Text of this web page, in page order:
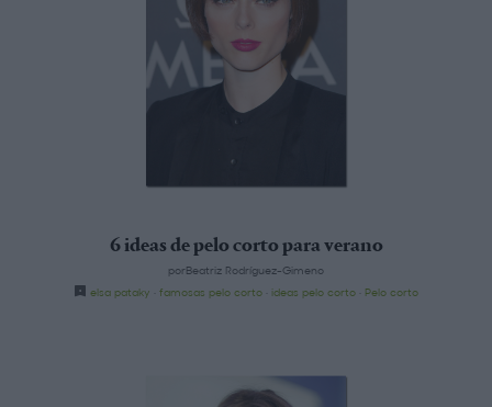
6 ideas de pelo corto para verano
porBeatriz Rodríguez-Gimeno
elsa pataky
famosas pelo corto ideas pelo corto Pelo corto